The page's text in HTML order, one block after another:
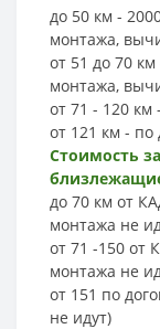
до 50 км -
монтажа,
от 51 до 70
монтажа,
от 71 - 120 км
от 121 км - по
Стоимость
до 70 км от
монтажа не
от 71 -150 от
монтажа не
от 151 по
не идут)